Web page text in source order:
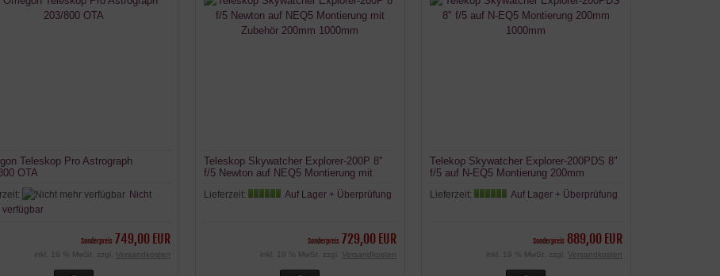
Teleskop Pro Astrograph
OTA
Nicht
verfügbar
Sonderpreis 749,00 EUR
inkl. 19 % MwSt. zzgl. Versandkosten
Teleskop Skywatcher Explorer-200P 8''
f/5 Newton auf NEQ5 Montierung mit
Lieferzeit: Auf Lager + Überprüfung
Sonderpreis 729,00 EUR
inkl. 19 % MwSt. zzgl. Versandkosten
Telekop Skywatcher Explorer-200PDS 8"
f/5 auf N-EQ5 Montierung 200mm
Lieferzeit: Auf Lager + Überprüfung
Sonderpreis 889,00 EUR
inkl. 19 % MwSt. zzgl. Versandkosten